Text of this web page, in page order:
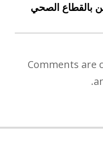
بالقطاع الصحي
Comments are